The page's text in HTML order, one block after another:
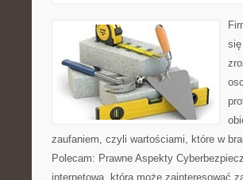
zaufaniem, czyli wartościami, które w
Polecam: Prawne Aspekty
internetowa, która może zainteresować